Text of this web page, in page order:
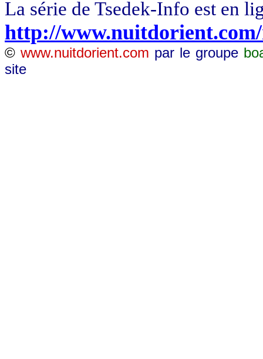
La série de Tsedek-Info est en
http://
© www.nuitdorient.com par le groupe
site